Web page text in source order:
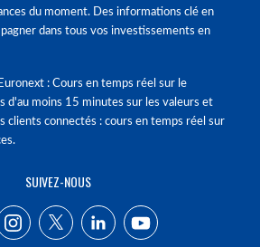
du moment. Des informations clé en
dans tous vos investissements en
: Cours en temps réel sur le
d'au moins 15 minutes sur les valeurs et
clients connectés : cours en temps réel sur
SUIVEZ-NOUS